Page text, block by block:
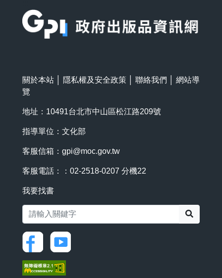
關於本站 隱私權及安全政策 聯絡我們
網站導
覽
地址：10491台北市中山區松江路209號
指導單位：文化部
客服信箱： gpi@moc.gov.tw
客服電話：：02-2518-0207 分機22
我要找書